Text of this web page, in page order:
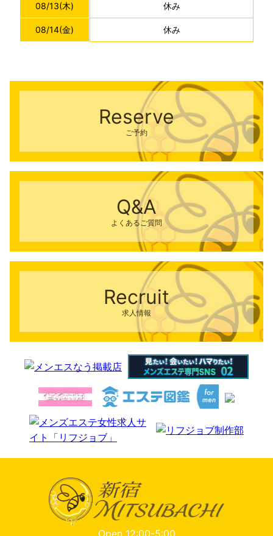
08/13(木)
08/14(金)
休み
休み
Reserve
ご予約
Q&A
よくあるご質問
Recruit
求人情報